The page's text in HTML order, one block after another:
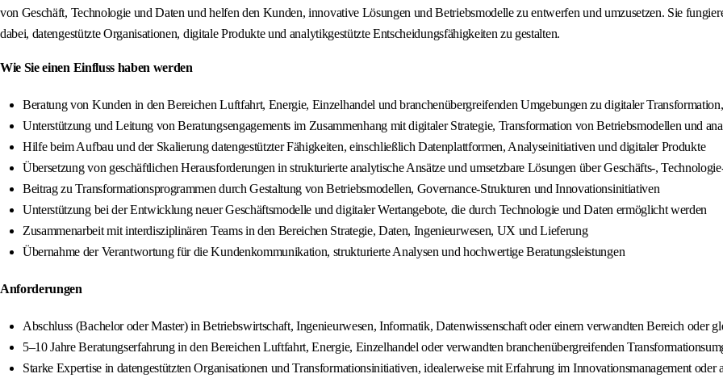
von Geschäft, Technologie und Daten und helfen den Kunden, innovative Lösungen und Betriebsmodelle zu entwerfen und umzusetzen. Sie
dabei, datengestützte Organisationen, digitale Produkte und analytikgestützte Entscheidungsfähigkeiten zu gestalten.
Wie Sie einen Einfluss haben werden
Beratung von Kunden in den Bereichen Luftfahrt, Energie, Einzelhandel und branchenübergreifenden Umgebungen zu digitaler
Unterstützung und Leitung von Beratungsengagements im Zusammenhang mit digitaler Strategie, Transformation von Betriebsmodellen und
Hilfe beim Aufbau und der Skalierung datengestützter Fähigkeiten, einschließlich Datenplattformen, Analyseinitiativen und digitaler Produkte
Übersetzung von geschäftlichen Herausforderungen in strukturierte analytische Ansätze und umsetzbare Lösungen über Geschäfts-,
Beitrag zu Transformationsprogrammen durch Gestaltung von Betriebsmodellen, Governance-Strukturen und Innovationsinitiativen
Unterstützung bei der Entwicklung neuer Geschäftsmodelle und digitaler Wertangebote, die durch Technologie und Daten ermöglicht werden
Zusammenarbeit mit interdisziplinären Teams in den Bereichen Strategie, Daten, Ingenieurwesen, UX und Lieferung
Übernahme der Verantwortung für die Kundenkommunikation, strukturierte Analysen und hochwertige Beratungsleistungen
Anforderungen
Abschluss (Bachelor oder Master) in Betriebswirtschaft, Ingenieurwesen, Informatik, Datenwissenschaft oder einem verwandten Bereich oder
5–10 Jahre Beratungserfahrung in den Bereichen Luftfahrt, Energie, Einzelhandel oder verwandten branchenübergreifenden
Starke Expertise in datengestützten Organisationen und Transformationsinitiativen, idealerweise mit Erfahrung im Innovationsmanagement